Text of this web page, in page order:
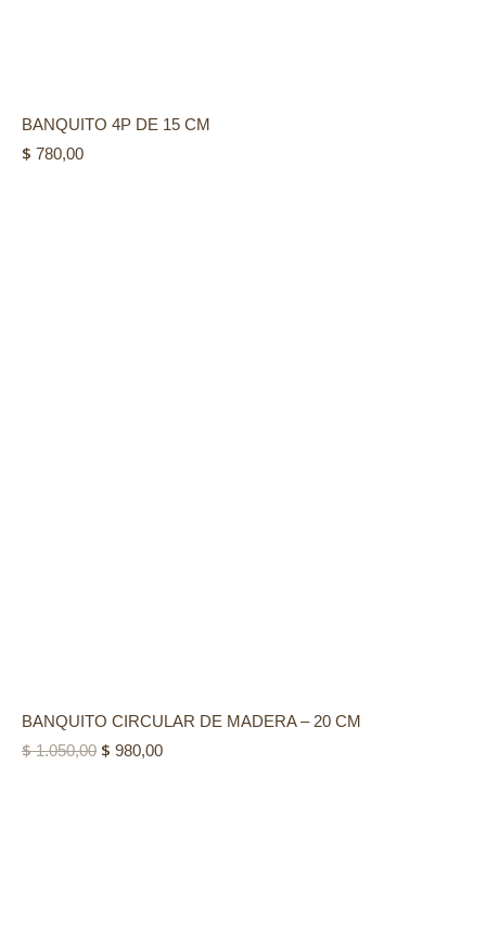
BANQUITO 4P DE 15 CM
$ 780,00
BANQUITO CIRCULAR DE MADERA – 20 CM
$1.050,00 E
$ 980,00E